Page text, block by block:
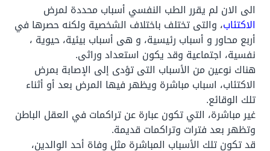
الى الان لم يقرر الطب النفسي أسباب محددة لمرض
الاكتئاب، والتى تختلف باختلاف الشخصية ولكنه حصرها في
أربع محاور و أسباب رئيسية، و هى أسباب بيئية، حيوية ،
نفسية، اجتماعية وقد يكون استعداد وراثى.
هناك نوعين من الأسباب التى تؤدى إلى الإصابة بمرض
الاكتئاب، اسباب مباشرة ويظهر فيها المرض بعد أو أثناء
تلك الوقائع.
غير مباشرة، التي تكون عبارة عن تراكمات في العقل الباطن
وتظهر بعد فترات وتراكمات قديمة.
قد تكون تلك الأسباب المباشرة مثل وفاة أحد الوالدين،